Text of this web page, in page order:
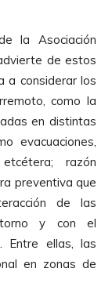
la Asociación
de estos
a considerar los
como la
en distintas
evacuaciones,
etcétera; razón
preventiva que
de las
y con el
Entre ellas, las
en zonas de